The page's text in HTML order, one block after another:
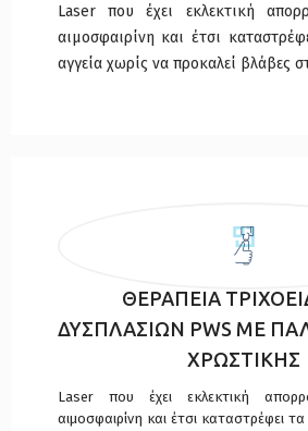
Laser που έχει εκλεκτική
αιμοσφαιρίνη και έτσι
αγγεία χωρίς να προκαλεί βλάβες
ΘΕΡΑΠΕΙΑ
ΔΥΣΠΛΑΣΙΩΝ PWS ΜΕ
ΧΡΩΣΤΙΚΗΣ
Laser που έχει εκλεκτική
αιμοσφαιρίνη και έτσι καταστρέφει